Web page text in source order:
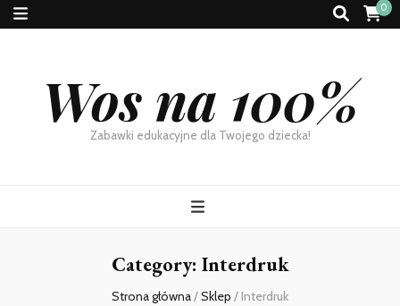
0
Wos na 100%
Zabawki edukacyjne dla Twojego dziecka!
Category: Interdruk
Strona główna/Sklep / Interdruk